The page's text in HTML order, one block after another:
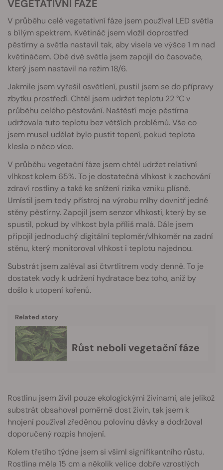
VEGETATIVNÍ FÁZE
V průběhu celé vegetativní fáze jsem používal LED světla
s bílým spektrem. Květináč jsem vložil doprostřed
pěstírny a světla nastavil tak, aby visela ve výšce 1 m nad
květináčem. Obě dvě světla jsem zapojil do časovače,
který jsem nastavil na režim 18/6.
Jakmile jsem vyřešil osvětlení, pustil jsem se do přípravy
zbytku prostředí. Chtěl jsem udržet teplotu 22 °C v
průběhu celého pěstování. Naštěstí moje pěstírna
udržovala tuto teplotu bez větších problémů. Vše co
jsem musel udělat bylo pustit topení, pokud teplota
klesla o něco více.
V průběhu vegetační fáze jsem chtěl udržet relativní
vlhkost kolem 65%. To je dostatečná vlhkost k zachování
zdraví rostliny a také ke snížení rizika vzniku plísně.
Umístil jsem tedy přístroj na výrobu mlhy dovnitř jedné
stěny pěstírny. Zapojil jsem senzor vlhkosti, který by se
spustil, pokud by vlhkost byla příliš malá. Dále jsem
připojil jednoduchý digitální teploměr/vlhkoměr na zadní
stěnu, který monitoroval vlhkost i teplotu najednou.
Substrát jsem zaléval asi čtvrtlitrem vody denně. To je
dostatek vody k udržení hydratace bez toho, aniž by
došlo k utopení kořenů.
Related story
Růst neboli vegetační fáze
Rostlinu jsem živil pouze ekologickými živinami, ale jelikož
substrát obsahoval poměrně dost živin, tak jsem k
hnojení používal zředěnou polovinu dávky a dodržoval
doporučený rozpis hnojení.
Kolem třetího týdne jsem si všiml signifikantního růstu.
Rostlina měla 15 cm a několik velice dobře vzrostlých